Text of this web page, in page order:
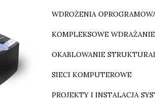
WDROŻENIA
KOMPLEKSOWE
OKABLOWANIE
SIECI KOMPUTEROWE
PROJEKTY I INSTALACJA